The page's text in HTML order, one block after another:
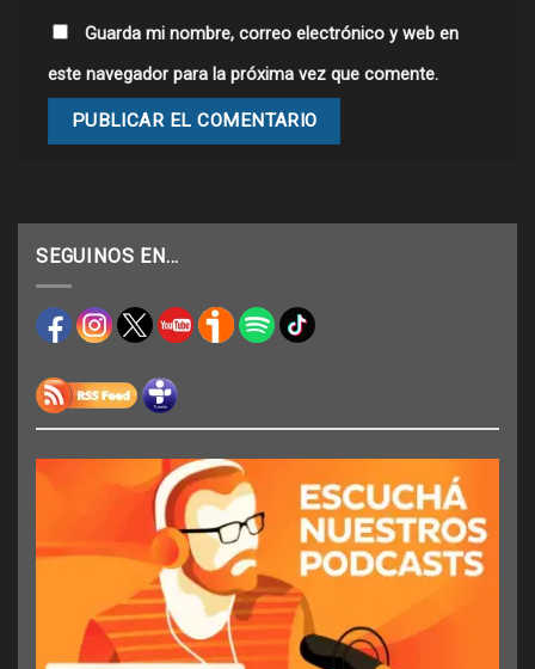
Guarda mi nombre, correo electrónico y web en
este navegador para la próxima vez que comente.
SEGUINOS EN…